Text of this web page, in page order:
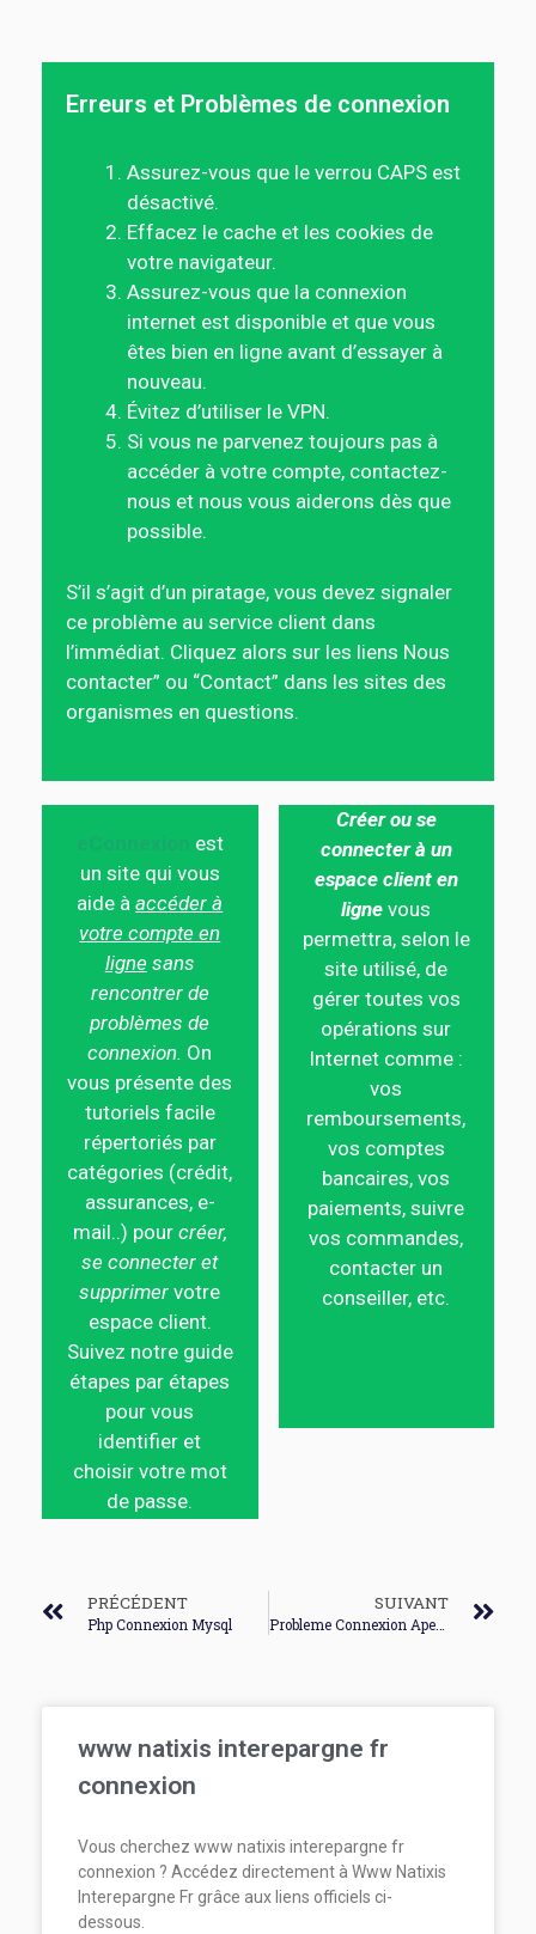
Erreurs et Problèmes de connexion
Assurez-vous que le verrou CAPS est
désactivé.
Effacez le cache et les cookies de
votre navigateur.
Assurez-vous que la connexion
internet est disponible et que vous
êtes bien en ligne avant d’essayer à
nouveau.
Évitez d’utiliser le VPN.
Si vous ne parvenez toujours pas à
accéder à votre compte, contactez-
nous et nous vous aiderons dès que
possible.
S’il s’agit d’un piratage, vous devez signaler
ce problème au service client dans
l’immédiat. Cliquez alors sur les liens Nous
contacter” ou “Contact” dans les sites des
organismes en questions.
est
un site qui vous
aide àaccéder à
votre compte en
ligne sans
rencontrer de
problèmes de
connexion. On
vous présente des
tutoriels facile
répertoriés par
catégories (crédit,
assurances, e-
mail..) pour créer,
se connecter et
supprimer votre
espace client.
Suivez notre guide
étapes par étapes
pour vous
identifier et
choisir votre mot
de passe.
Créer ou se
connecter à un
espace client en
ligne vous
permettra, selon le
site utilisé, de
gérer toutes vos
opérations sur
Internet comme :
vos
remboursements,
vos comptes
bancaires, vos
paiements, suivre
vos commandes,
contacter un
conseiller, etc.
PRÉCÉDENT
Php Connexion Mysql
SUIVANT
Probleme Connexion Apex Legend
www natixis interepargne fr
connexion
Vous cherchez www natixis interepargne fr
connexion ? Accédez directement à Www Natixis
Interepargne Fr grâce aux liens officiels ci-
dessous.